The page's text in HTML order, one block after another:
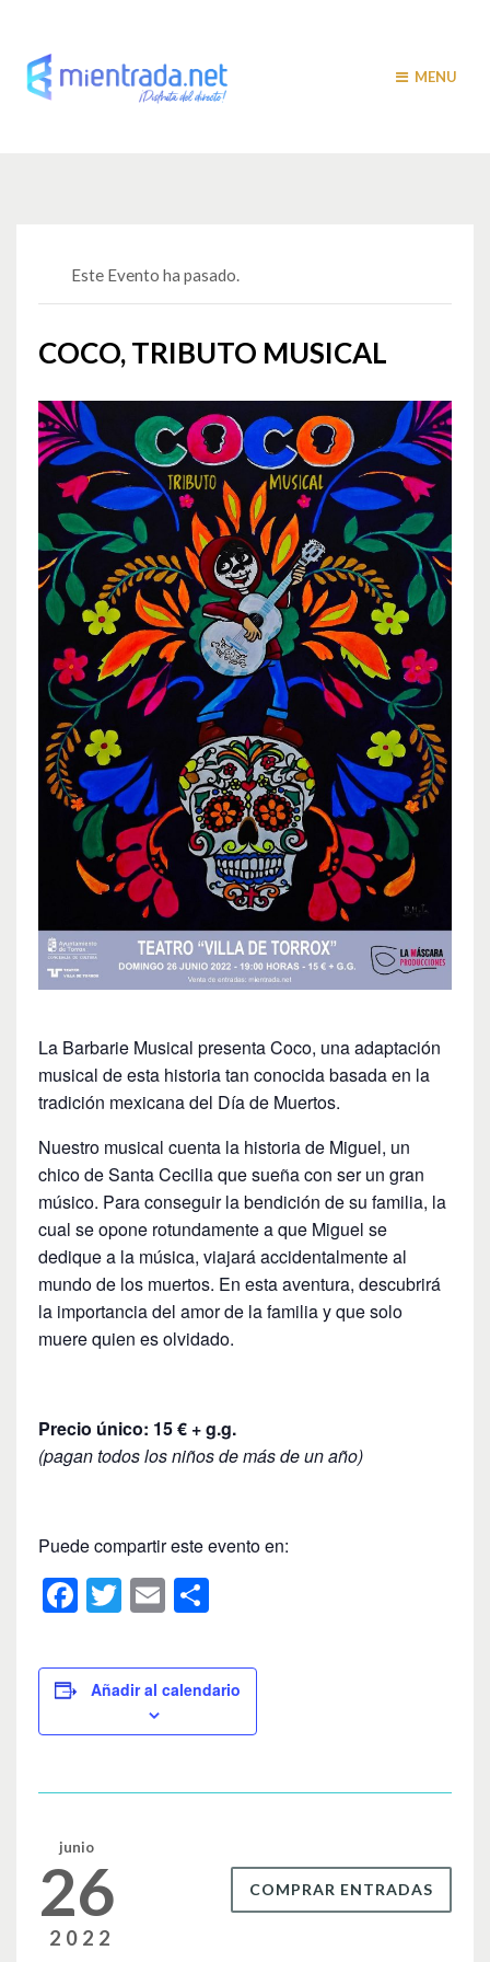
MENU
Este Evento ha pasado.
COCO, TRIBUTO MUSICAL
La Barbarie Musical presenta Coco, una adaptación
musical de esta historia tan conocida basada en la
tradición mexicana del Día de Muertos.
Nuestro musical cuenta la historia de Miguel, un
chico de Santa Cecilia que sueña con ser un gran
músico. Para conseguir la bendición de su familia, la
cual se opone rotundamente a que Miguel se
dedique a la música, viajará accidentalmente al
mundo de los muertos. En esta aventura, descubrirá
la importancia del amor de la familia y que solo
muere quien es olvidado.
Precio único: 15 € + g.g.
(pagan todos los niños de más de un año)
Puede compartir este evento en:
F
a
c
e
b
o
k
T
wi
tt
er
E
m
ailm
p
ar
Añadir al calendario
junio
26
2022
COMPRAR ENTRADAS